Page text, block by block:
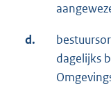
d.
dagelijks